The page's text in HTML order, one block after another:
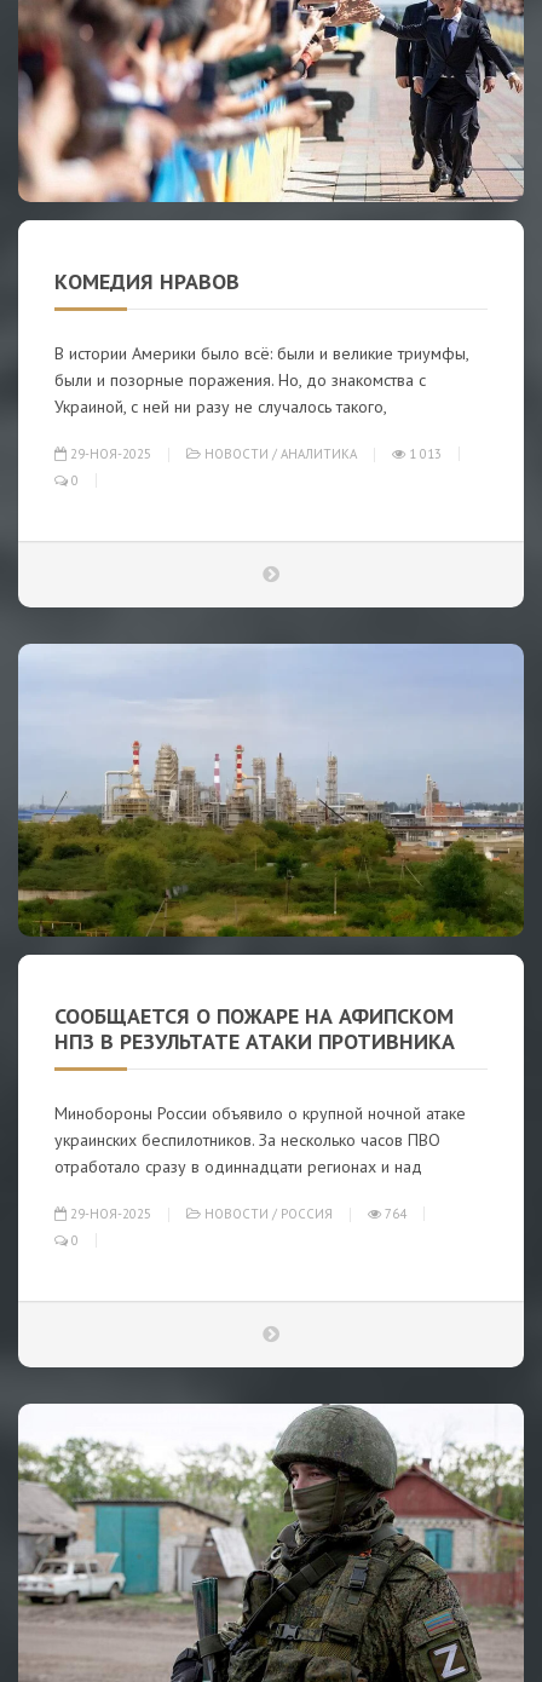
КОМЕДИЯ НРАВОВ
В истории Америки было всё: были и великие триумфы,
были и позорные поражения. Но, до знакомства с
Украиной, с ней ни разу не случалось такого,
29-НОЯ-2025 НОВОСТИ / АНАЛИТИКА
1 013
0
СООБЩАЕТСЯ О ПОЖАРЕ НА АФИПСКОМ
НПЗ В РЕЗУЛЬТАТЕ АТАКИ ПРОТИВНИКА
Минобороны России объявило о крупной ночной атаке
украинских беспилотников. За несколько часов ПВО
отработало сразу в одиннадцати регионах и над
29-НОЯ-2025 НОВОСТИ / РОССИЯ
764
0